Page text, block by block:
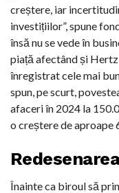
creștere, iar
investițiilor”, spune
însă nu se vede în
piață afectând și
înregistrat cele mai
spun, pe scurt,
afaceri în 2024 la
o creștere de aproape
Înainte ca biroul să